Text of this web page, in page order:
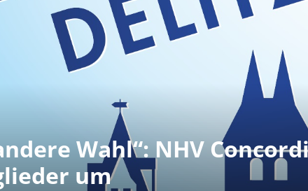
Wahl“: NHV
um